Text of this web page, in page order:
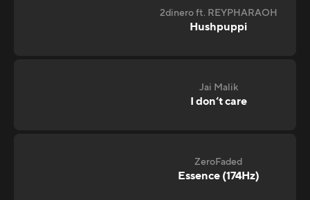
2dinero ft. REYPHARAOH
Hushpuppi
Jai Malik
I don‘t care
ZeroFaded
Essence (174Hz)